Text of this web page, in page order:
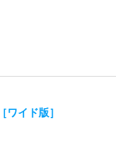
イド版］